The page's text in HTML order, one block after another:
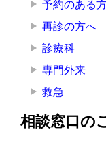
予約のある
再診の方へ
診療科
専門外来
救急
相談窓口の